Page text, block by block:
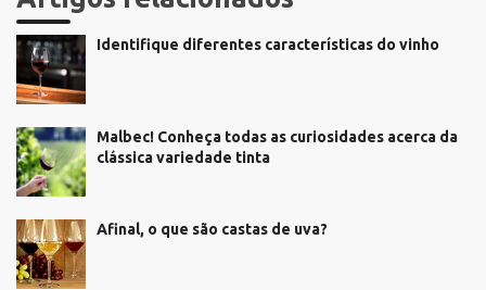
Identifique diferentes características do vinho
Malbec! Conheça todas as curiosidades acerca da
clássica variedade tinta
Afinal, o que são castas de uva?